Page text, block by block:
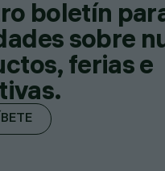
boletín
sobre
ferias e